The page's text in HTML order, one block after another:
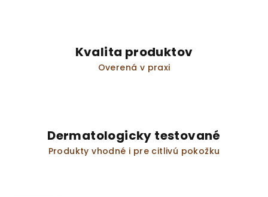
Kvalita produktov
Overená v praxi
Dermatologicky testované
Produkty vhodné i pre citlivú pokožku